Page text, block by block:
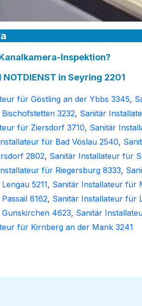
Inspektion?
NOTDIENST in Seyring 2201
für Göstling an der Ybbs 3345,
3232, Sanitär
für Ziersdorf 3710, Sanitär
für Bad Vöslau 2540,
2802, Sanitär Installateur für
für Riegersburg 8333,
5211, Sanitär Installateur für
8162, Sanitär Installateur für
4623, Sanitär
für Kirnberg an der Mank 3241